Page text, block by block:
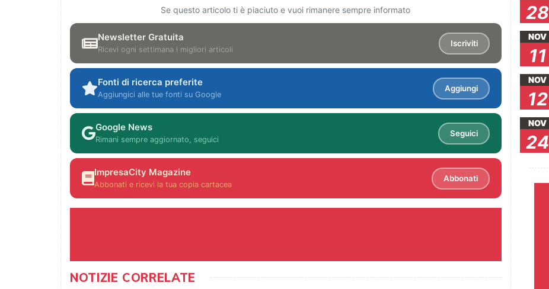
Se questo articolo ti è piaciuto e vuoi rimanere sempre informato
Newsletter Gratuita
Ricevi ogni settimana i migliori articoli
Iscriviti
Fonti di ricerca preferite
Aggiungici alle tue fonti su Google
Aggiungi
Google News
Rimani sempre aggiornato, seguici
Seguici
ImpresaCity Magazine
Abbonati e ricevi la tua copia cartacea
Abbonati
NOTIZIE CORRELATE
28
NOV
11
NOV
12
NOV
24